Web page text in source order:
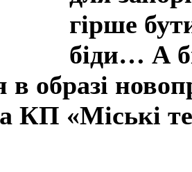
гірше
біди… А
в образі
КП «Міські